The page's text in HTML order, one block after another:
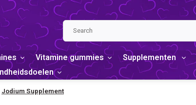
Vitamine gummies Supplementen
Jodium Supplement